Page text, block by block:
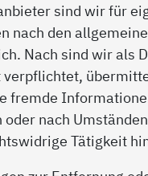
sind wir für
nach den
Nach sind wir als
verpflichtet,
fremde
oder nach
Tätigkeit